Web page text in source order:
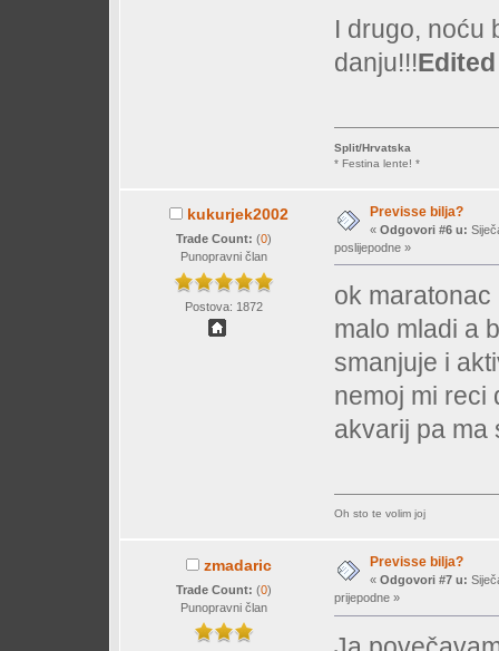
I drugo, noću
danju!!!
Split/Hrvatska
* Festina lente! *
kukurjek2002
Trade Count: (0)
Punopravni član
Postova: 1872
Previsse bilja?
« Odgovori #6 u:
poslijepodne »
ok
malo mladi a
smanjuje i
nemoj mi reci
akvarij pa ma
Oh sto te volim joj
zmadaric
Trade Count: (0)
Punopravni član
Previsse bilja?
« Odgovori #7 u:
prijepodne »